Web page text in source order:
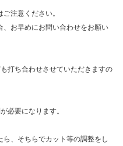
注意ください。
、お早めにお問い合わせをお願い
打ち合わせさせていただきますの
必要になります。
、そちらでカット等の調整をし